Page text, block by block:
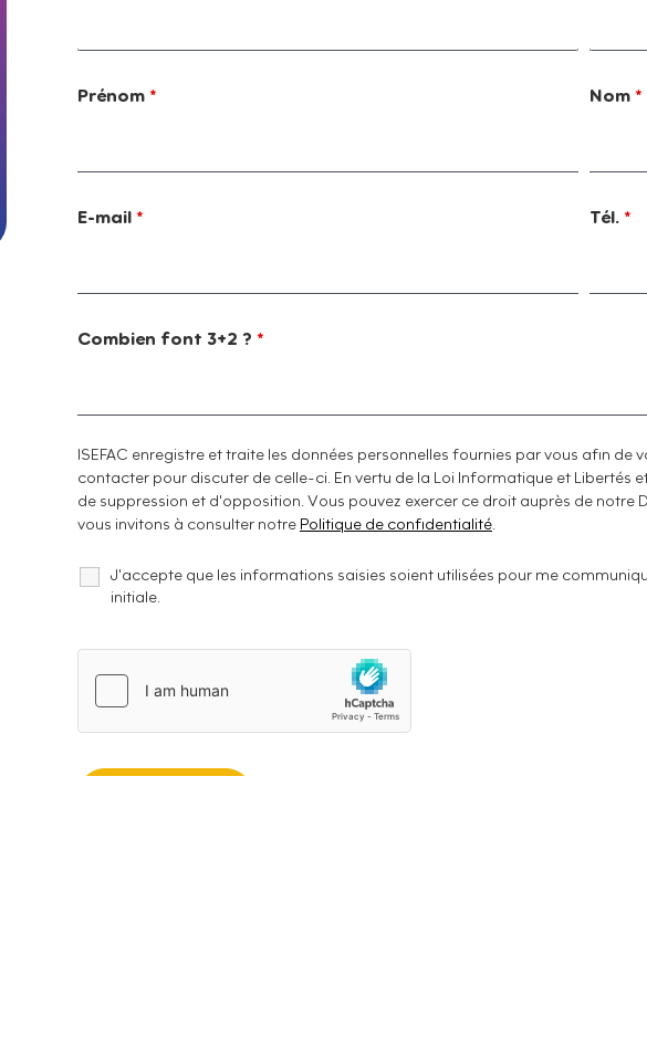
Prénom * Nom *
E-mail * Tél. *
Combien font 3+2 ? *
ISEFAC enregistre et traite les données personnelles fournies par vous afin
contacter pour discuter de celle-ci. En vertu de la Loi Informatique et Libertés
de suppression et d'opposition. Vous pouvez exercer ce droit auprès de notre
vous invitons à consulter notre Politique de confidentialité.
J'accepte que les informations saisies soient utilisées pour me
initiale.